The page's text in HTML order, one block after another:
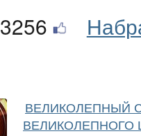
3256
ВЕЛИКОЛЕПНЫЙ
ВЕЛИКОЛЕПНОГО